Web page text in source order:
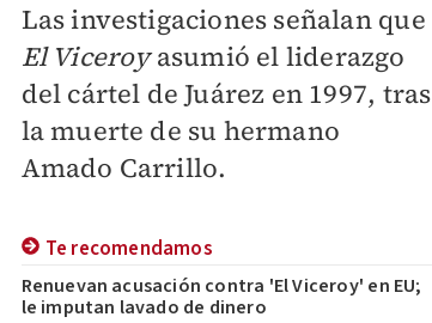
Las investigaciones señalan que
El Viceroyasumió el liderazgo
del cártel de Juárez en 1997, tras
la muerte de su hermano
Amado Carrillo.
Te recomendamos
Renuevan acusación contra 'El Viceroy' en EU;
le imputan lavado de dinero